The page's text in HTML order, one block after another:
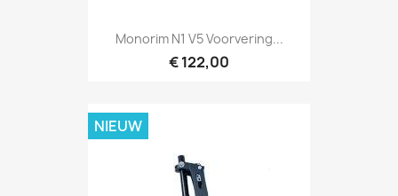
Monorim N1 V5 Voorvering...
€ 122,00
NIEUW